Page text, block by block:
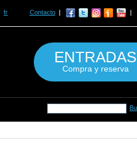
fr Contacto
ENTRADAS
Compra y reserva